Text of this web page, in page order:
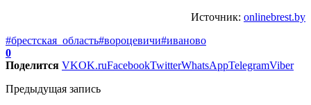
Источник: onlinebrest.by
#брестская_область#вороцевичи#иваново
0
Поделится VKOK.ruFacebookTwitterWhatsAppTelegramViber
Предыдущая запись